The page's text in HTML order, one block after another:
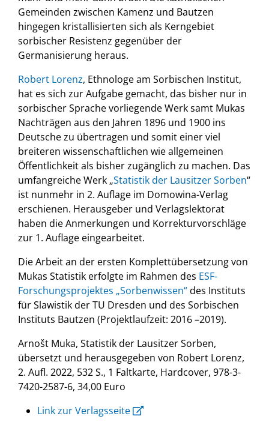
Gemeinden zwischen Kamenz und Bautzen
hingegen kristallisierten sich als Kerngebiet
sorbischer Resistenz gegenüber der
Germanisierung heraus.
Robert Lorenz, Ethnologe am Sorbischen Institut,
hat es sich zur Aufgabe gemacht, das bisher nur in
sorbischer Sprache vorliegende Werk samt Mukas
Nachträgen aus den Jahren 1896 und 1900 ins
Deutsche zu übertragen und somit einer viel
breiteren wissenschaftlichen wie allgemeinen
Öffentlichkeit als bisher zugänglich zu machen. Das
umfangreiche Werk „Statistik der Lausitzer Sorben“
ist nunmehr in 2. Auflage im Domowina-Verlag
erschienen. Herausgeber und Verlagslektorat
haben die Anmerkungen und Korrekturvorschläge
zur 1. Auflage eingearbeitet.
Die Arbeit an der ersten Komplettübersetzung von
Mukas Statistik erfolgte im Rahmen des ESF-
Forschungsprojektes „Sorbenwissen“des Instituts
für Slawistik der TU Dresden und des Sorbischen
Instituts Bautzen (Projektlaufzeit: 2016 –2019).
Arnošt Muka, Statistik der Lausitzer Sorben,
übersetzt und herausgegeben von Robert Lorenz,
2. Aufl. 2022, 532 S., 1 Faltkarte, Hardcover, 978-3-
7420-2587-6, 34,00 Euro
Link zur Verlagsseite